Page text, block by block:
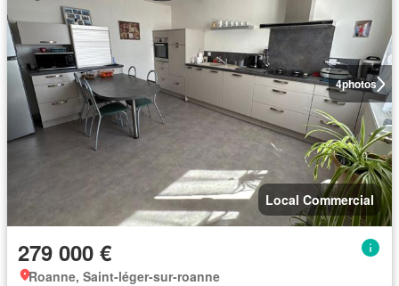
4photos
Local Commercial
279 000 €
Roanne, Saint-léger-sur-roanne